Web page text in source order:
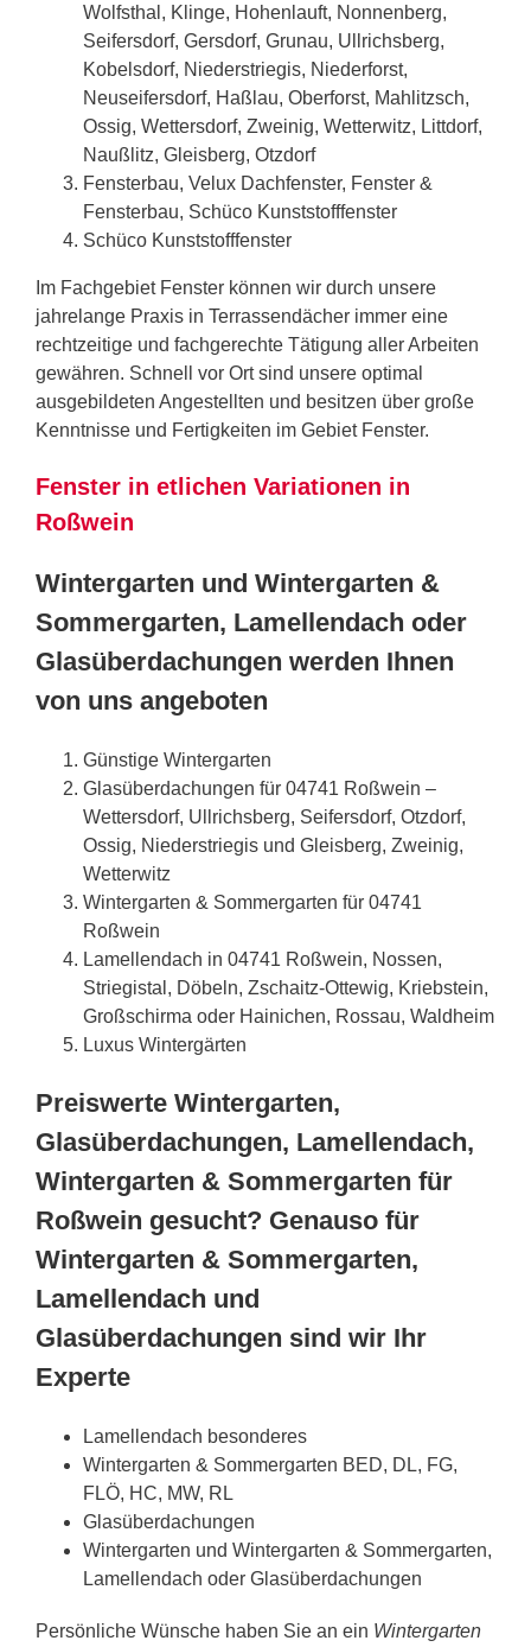
Wolfsthal, Klinge, Hohenlauft, Nonnenberg,
Seifersdorf, Gersdorf, Grunau, Ullrichsberg,
Kobelsdorf, Niederstriegis, Niederforst,
Neuseifersdorf, Haßlau, Oberforst, Mahlitzsch,
Ossig, Wettersdorf, Zweinig, Wetterwitz, Littdorf,
Naußlitz, Gleisberg, Otzdorf
Fensterbau, Velux Dachfenster, Fenster &
Fensterbau, Schüco Kunststofffenster
Schüco Kunststofffenster
Im Fachgebiet Fenster können wir durch unsere
jahrelange Praxis in Terrassendächer immer eine
rechtzeitige und fachgerechte Tätigung aller Arbeiten
gewähren. Schnell vor Ort sind unsere optimal
ausgebildeten Angestellten und besitzen über große
Kenntnisse und Fertigkeiten im Gebiet Fenster.
Fenster in etlichen Variationen in
Roßwein
Wintergarten und Wintergarten &
Sommergarten, Lamellendach oder
Glasüberdachungen werden Ihnen
von uns angeboten
Günstige Wintergarten
Glasüberdachungen für 04741 Roßwein –
Wettersdorf, Ullrichsberg, Seifersdorf, Otzdorf,
Ossig, Niederstriegis und Gleisberg, Zweinig,
Wetterwitz
Wintergarten & Sommergarten für 04741
Roßwein
Lamellendach in 04741 Roßwein, Nossen,
Striegistal, Döbeln, Zschaitz-Ottewig, Kriebstein,
Großschirma oder Hainichen, Rossau, Waldheim
Luxus Wintergärten
Preiswerte Wintergarten,
Glasüberdachungen, Lamellendach,
Wintergarten & Sommergarten für
Roßwein gesucht? Genauso für
Wintergarten & Sommergarten,
Lamellendach und
Glasüberdachungen sind wir Ihr
Experte
Lamellendach besonderes
Wintergarten & Sommergarten BED, DL, FG,
FLÖ, HC, MW, RL
Glasüberdachungen
Wintergarten und Wintergarten & Sommergarten,
Lamellendach oder Glasüberdachungen
Persönliche Wünsche haben Sie an ein Wintergarten